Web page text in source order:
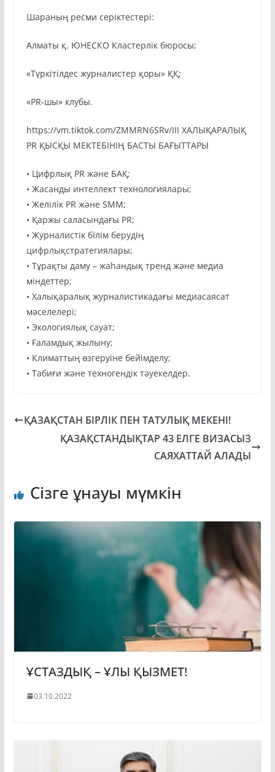
Шараның ресми серіктестері:
Алматы қ. ЮНЕСКО Кластерлік бюросы;
«Түркітілдес журналистер қоры» ҚҚ;
«PR-шы» клубы.
https://vm.tiktok.com/ZMMRN6SRv/III ХАЛЫҚАРАЛЫҚ
PR ҚЫСҚЫ МЕКТЕБІНІҢ БАСТЫ БАҒЫТТАРЫ
• Цифрлық PR және БАҚ;
• Жасанды интеллект технологиялары;
• Желілік PR және SMM;
• Қаржы саласындағы PR;
• Журналистік білім берудің
цифрлықстратегиялары;
• Тұрақты даму – жаһандық тренд және медиа
міндеттер;
• Халықаралық журналистикадағы медиасаясат
мәселелері;
• Экологиялық сауат;
• Ғаламдық жылыну;
• Климаттың өзгеруіне бейімделу;
• Табиғи және техногендік тәуекелдер.
ҚАЗАҚСТАН БІРЛІК ПЕН ТАТУЛЫҚ МЕКЕНІ!
ҚАЗАҚСТАНДЫҚТАР 43 ЕЛГЕ ВИЗАСЫЗ
САЯХАТТАЙ АЛАДЫ
Сізге ұнауы мүмкін
ҰСТАЗДЫҚ – ҰЛЫ ҚЫЗМЕТ!
03.10.2022